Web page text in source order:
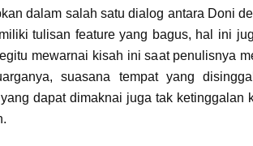
dalam salah satu dialog antara Doni
tulisan feature yang bagus, hal ini
mewarnai kisah ini saat penulisnya
suasana tempat yang
dapat dimaknai juga tak ketinggalan